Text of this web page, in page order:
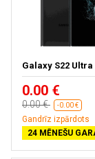
Galaxy S22 Ultra
0.00 €
0.00 € -0.00 €
Gandrīz izpārdots
24 MĒNEŠU